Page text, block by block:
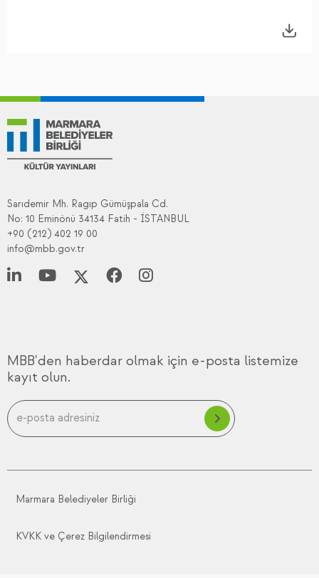
Sarıdemir Mh. Ragıp Gümüşpala Cd.
No: 10 Eminönü 34134 Fatih - İSTANBUL
+90 (212) 402 19 00
info@mbb.gov.tr
MBB'den haberdar olmak için e-posta listemize
kayıt olun.
Marmara Belediyeler Birliği
KVKK ve Çerez Bilgilendirmesi